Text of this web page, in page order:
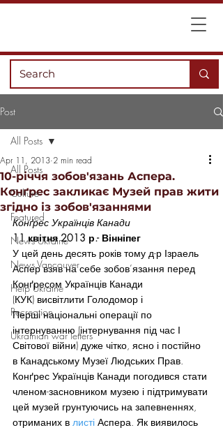
Post
All Posts
Culture
Featured
News Ukraine
News Vancouver
Help Ukraine
Recreation
Ukrainian war letters
All Posts
10-річчя зобов'язань Аспера.
Конґрес закликає Музей прав жити
згідно із зобов'язаннями
Apr 11, 2013 2 min read
Конґрес Українців Канади
11 квітня 2013 р.- Вінніпег
У цей день десять років тому д-р Ізраель
Аспер взяв на себе зобов’язання перед
Конґресом Українців Канади
(КУК) висвітлити Голодомор і
Перші національні операції по
інтернуванню (інтернування під час І
Світової війни) дуже чітко, ясно і постійно
в Канадському Музеї Людських Прав.
Конґрес Українців Канади погодився стати
членом-засновником музею і підтримувати
цей музей грунтуючись на запевненнях,
отриманих в листі Аспера. Як виявилось